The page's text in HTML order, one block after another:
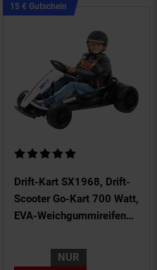
Drift-Kart SX1968, Drift-
Scooter Go-Kart 700 Watt,
EVA-Weichgummireifen
Kundenbewertung: 5 von 5
NUR
15 € Gutschein Kampagnen
Artikel15
Gutschein